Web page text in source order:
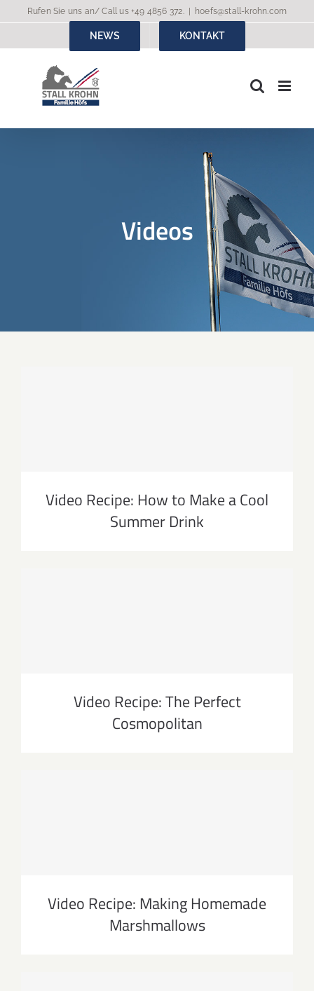
springen
Rufen Sie uns an/ Call us+49 4856 372. hoefs@stall-krohn.com
NEWS KONTAKT
Videos
Video Recipe: How to Make a Cool
Summer Drink
Video Recipe: The Perfect
Cosmopolitan
Video Recipe: Making Homemade
Marshmallows